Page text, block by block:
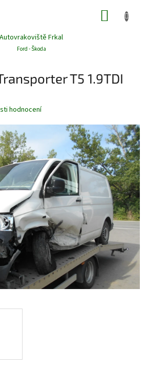
Autovrakoviště Frkal
Ford - Škoda
T5 1.9TDI
hodnocení